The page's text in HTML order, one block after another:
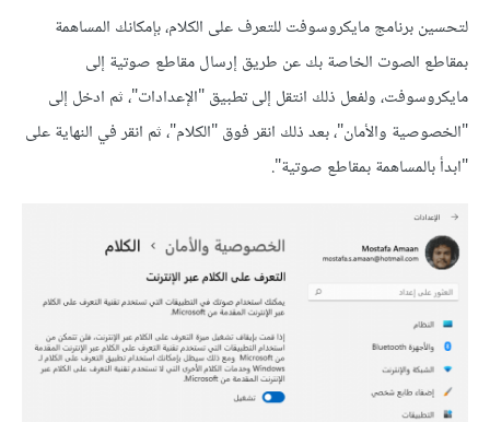
لتحسين برنامج مايكروسوفت للتعرف على الكلام، بإمكانك المساهمة
بمقاطع الصوت الخاصة بك عن طريق إرسال مقاطع صوتية إلى
مايكروسوفت، ولفعل ذلك انتقل إلى تطبيق "الإعدادات"، ثم ادخل إلى
"الخصوصية والأمان"، بعد ذلك انقر فوق "الكلام"، ثم انقر في النهاية على
"ابدأ بالمساهمة بمقاطع صوتية".